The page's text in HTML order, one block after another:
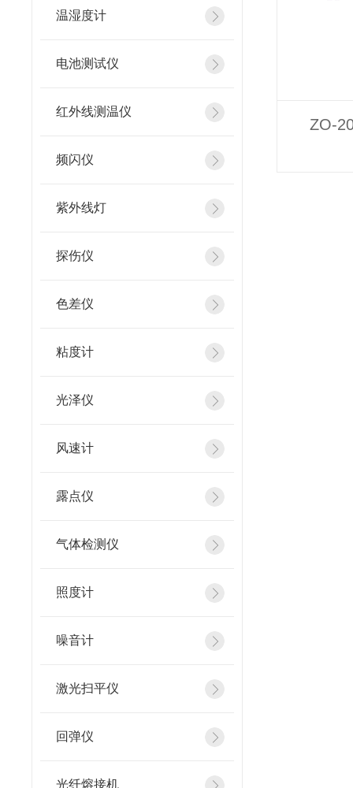
温湿度计
电池测试仪
红外线测温仪
频闪仪
紫外线灯
探伤仪
色差仪
粘度计
光泽仪
风速计
露点仪
气体检测仪
照度计
噪音计
激光扫平仪
回弹仪
光纤熔接机
ZO-